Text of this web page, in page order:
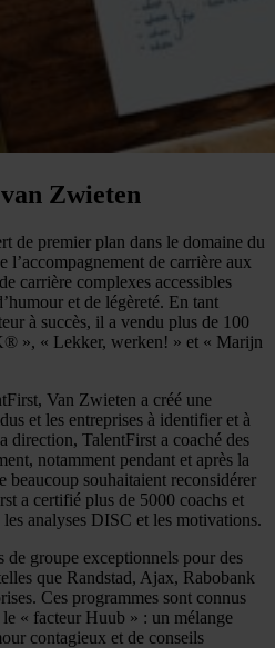
Zwieten
de premier plan dans le domaine du
l’accompagnement de carrière aux
carrière complexes accessibles
et de légèreté. En tant
à succès, il a vendu plus de 100
», « Lekker, werken! » et « Marijn
Van Zwieten a créé une
et les entreprises à identifier et à
direction, TalentFirst a coaché des
notamment pendant et après la
beaucoup souhaitaient reconsidérer
a certifié plus de 5000 coachs et
analyses DISC et les motivations.
de groupe exceptionnels pour des
que Randstad, Ajax, Rabobank
Ces programmes sont connus
« facteur Huub » : un mélange
contagieux et de conseils